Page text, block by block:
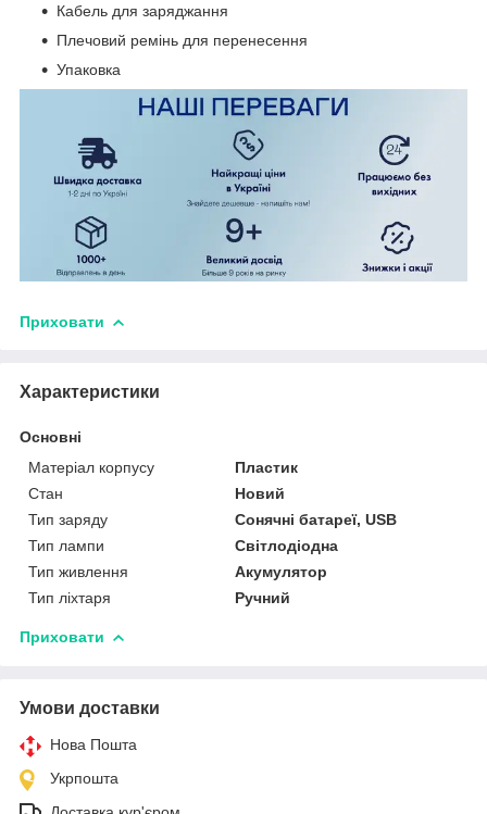
Кабель для заряджання
Плечовий ремінь для перенесення
Упаковка
Приховати
Характеристики
Основні
Матеріал корпусу
Пластик
Стан
Новий
Тип заряду
Сонячні батареї, USB
Тип лампи
Світлодіодна
Тип живлення
Акумулятор
Тип ліхтаря
Ручний
Приховати
Умови доставки
Нова Пошта
Укрпошта